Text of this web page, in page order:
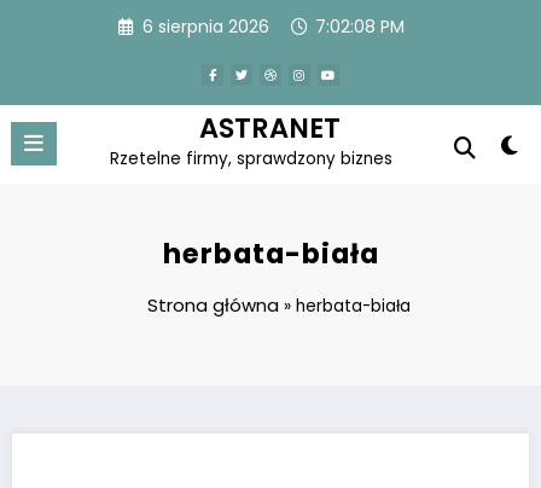
6 sierpnia 2026 7:02:08 PM
ASTRANET
Rzetelne firmy, sprawdzony biznes
herbata-biała
Strona główna» herbata-biała